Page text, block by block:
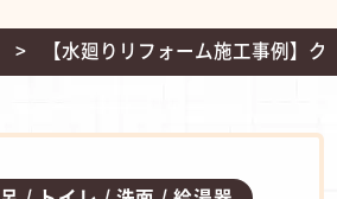
【水廻りリフォーム施工事例】